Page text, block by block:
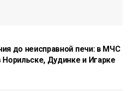
до неисправной печи: в МЧС
Дудинке и Игарке